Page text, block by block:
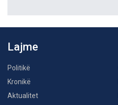
Lajme
Politikë
Kronikë
Aktualitet